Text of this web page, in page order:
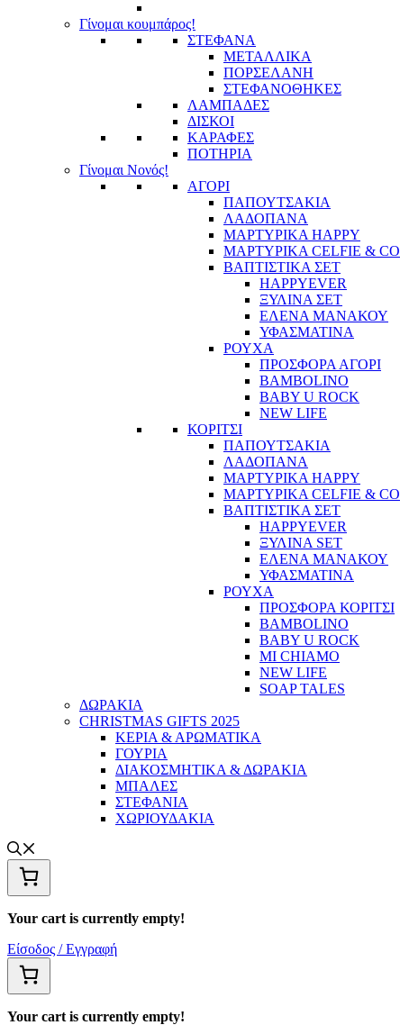
Γίνομαι κουμπάρος!
ΣΤΕΦΑΝΑ
ΜΕΤΑΛΛΙΚΑ
ΠΟΡΣΕΛΑΝΗ
ΣΤΕΦΑΝΟΘΗΚΕΣ
ΛΑΜΠΑΔΕΣ
ΔΙΣΚΟΙ
ΚΑΡΑΦΕΣ
ΠΟΤΗΡΙΑ
Γίνομαι Νονός!
ΑΓΟΡΙ
ΠΑΠΟΥΤΣΑΚΙΑ
ΛΑΔΟΠΑΝΑ
ΜΑΡΤΥΡΙΚΑ HAPPY
ΜΑΡΤΥΡΙΚΑ CELFIE & CO
ΒΑΠΤΙΣΤΙΚΑ ΣΕΤ
HAPPYEVER
ΞΥΛΙΝΑ ΣΕΤ
ΕΛΕΝΑ ΜΑΝΑΚΟΥ
ΥΦΑΣΜΑΤΙΝΑ
ΡΟΥΧΑ
ΠΡΟΣΦΟΡΑ ΑΓΟΡΙ
BAMBOLINO
BABY U ROCK
NEW LIFE
ΚΟΡΙΤΣΙ
ΠΑΠΟΥΤΣΑΚΙΑ
ΛΑΔΟΠΑΝΑ
ΜΑΡΤΥΡΙΚΑ HAPPY
ΜΑΡΤΥΡΙΚΑ CELFIE & CO
ΒΑΠΤΙΣΤΙΚΑ ΣΕΤ
HAPPYEVER
ΞΥΛΙΝΑ SET
ΕΛΕΝΑ ΜΑΝΑΚΟΥ
ΥΦΑΣΜΑΤΙΝΑ
ΡΟΥΧΑ
ΠΡΟΣΦΟΡΑ ΚΟΡΙΤΣΙ
BAMBOLINO
BABY U ROCK
MI CHIAMO
NEW LIFE
SOAP TALES
ΔΩΡΑΚΙΑ
CHRISTMAS GIFTS 2025
ΚΕΡΙΑ & ΑΡΩΜΑΤΙΚΑ
ΓΟΥΡΙΑ
ΔΙΑΚΟΣΜΗΤΙΚΑ & ΔΩΡΑΚΙΑ
ΜΠΑΛΕΣ
ΣΤΕΦΑΝΙΑ
ΧΩΡΙΟΥΔΑΚΙΑ
Your cart is currently empty!
Είσοδος / Εγγραφή
Your cart is currently empty!